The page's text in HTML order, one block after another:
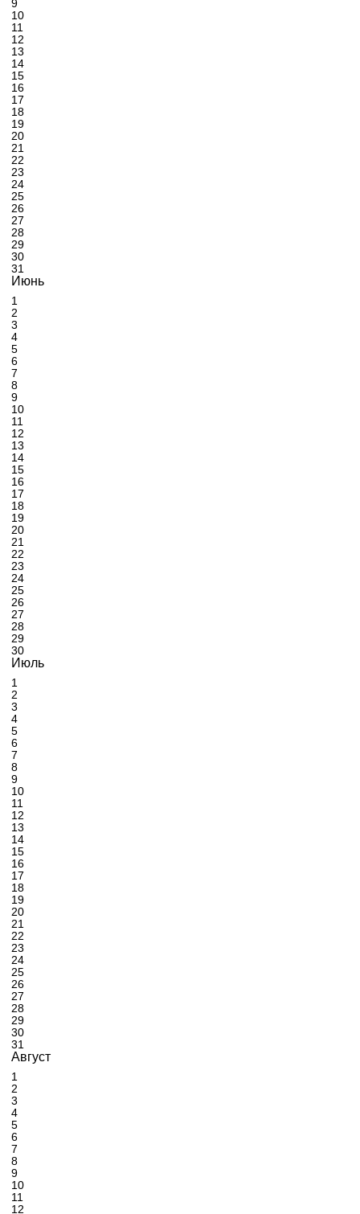
9
10
11
12
13
14
15
16
17
18
19
20
21
22
23
24
25
26
27
28
29
30
31
Июнь
1
2
3
4
5
6
7
8
9
10
11
12
13
14
15
16
17
18
19
20
21
22
23
24
25
26
27
28
29
30
Июль
1
2
3
4
5
6
7
8
9
10
11
12
13
14
15
16
17
18
19
20
21
22
23
24
25
26
27
28
29
30
31
Август
1
2
3
4
5
6
7
8
9
10
11
12